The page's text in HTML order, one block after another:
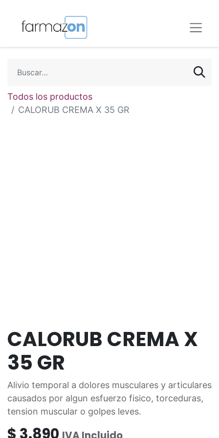
Todos los productos
CALORUB CREMA X 35 GR
CALORUB CREMA X
35 GR
Alivio temporal a dolores musculares y articulares
causados por algun esfuerzo fisico, torceduras,
tension muscular o golpes leves.
$ 3.890